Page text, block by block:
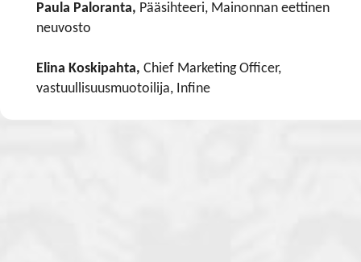
Paula Paloranta, Pääsihteeri, Mainonnan eettinen
neuvosto
Elina Koskipahta, Chief Marketing Officer,
vastuullisuusmuotoilija, Infine